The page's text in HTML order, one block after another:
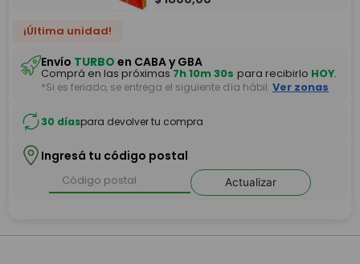
¡Última unidad!
Envío TURBO en CABA y GBA
Comprá en las próximas7h 10m 29s para recibirlo HOY.
*Si es feriado, se entrega el siguiente día hábil. Ver zonas
30 díaspara devolver tu compra
Ingresá tu código postal
Actualizar